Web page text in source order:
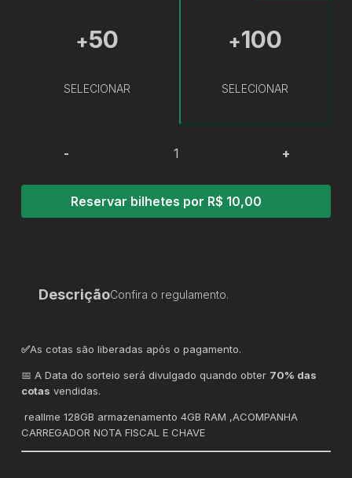
+50
SELECIONAR
+100
SELECIONAR
- +
Reservar bilhetes por R$ 10,00
DescriçãoConfira o regulamento.
✅As cotas são liberadas após o pagamento.
📅 A Data do sorteio será divulgado quando obter 70% das
cotas vendidas.
reallme 128GB armazenamento 4GB RAM ,ACOMPANHA
CARREGADOR NOTA FISCAL E CHAVE